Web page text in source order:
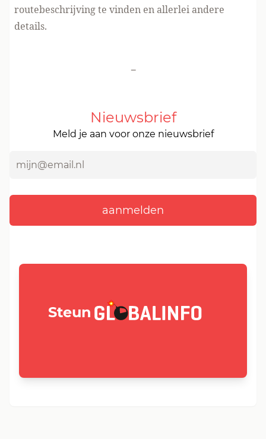
routebeschrijving te vinden en allerlei andere
details.
-
Nieuwsbrief
Meld je aan voor onze nieuwsbrief
Steun GLOBALINFO.nl